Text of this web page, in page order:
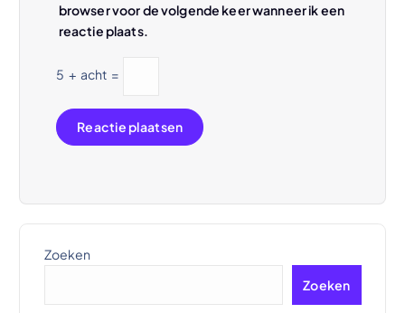
browser voor de volgende keer wanneer ik een
reactie plaats.
5 + acht =
Zoeken
Zoeken